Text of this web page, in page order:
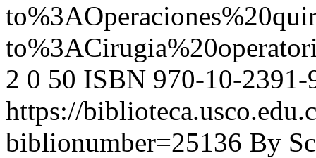
2 0 50 ISBN 970-10-2391-
https://
biblionumber=25136 By